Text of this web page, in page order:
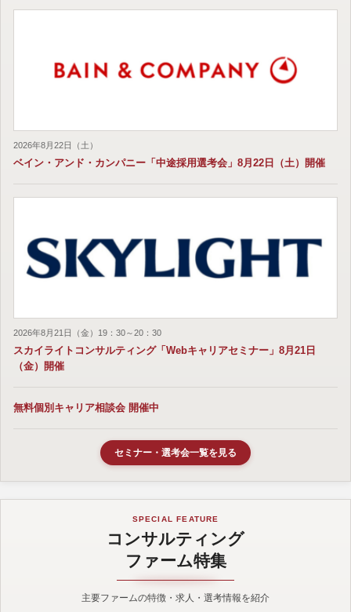
2026年8月22日（土）
ベイン・アンド・カンパニー「中途採用選考会」8月22日（土）開催
2026年8月21日（金）19：30～20：30
スカイライトコンサルティング「Webキャリアセミナー」8月21日
（金）開催
無料個別キャリア相談会 開催中
セミナー・選考会一覧を見る
SPECIAL FEATURE
コンサルティング
ファーム特集
主要ファームの特徴・求人・選考情報を紹介